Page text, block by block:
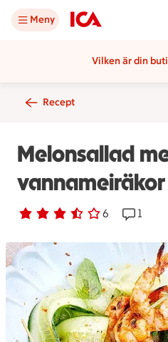
Meny
Vilken är din
Recept
Melonsallad
vannameiräkor
Betyg 3.3 av 5. 6
6 personer har röstat 1